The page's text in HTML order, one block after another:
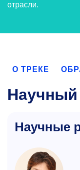
отрасли.
О ТРЕКЕ
Научный
Научные